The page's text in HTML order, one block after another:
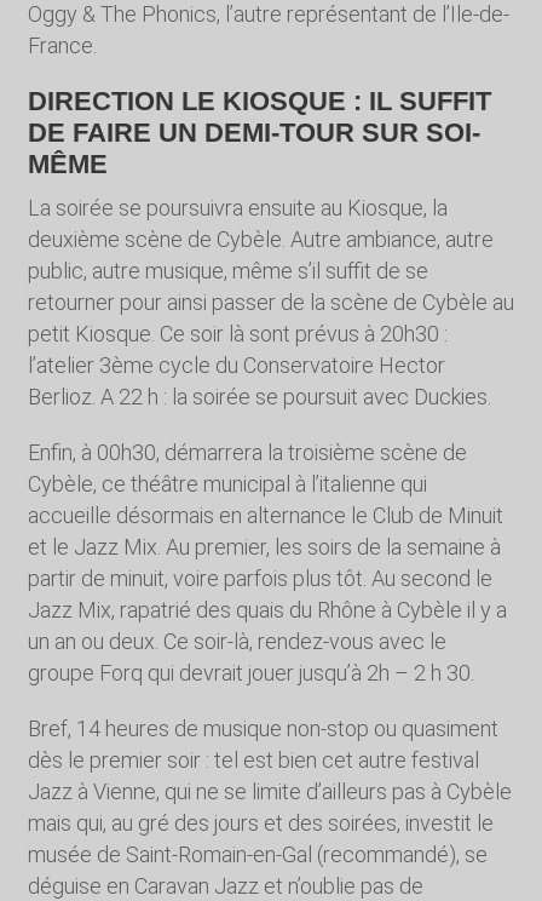
Oggy & The Phonics, l’autre représentant de l’Ile-de-
France.
DIRECTION LE KIOSQUE : IL SUFFIT
DE FAIRE UN DEMI-TOUR SUR SOI-
MÊME
La soirée se poursuivra ensuite au Kiosque, la
deuxième scène de Cybèle. Autre ambiance, autre
public, autre musique, même s’il suffit de se
retourner pour ainsi passer de la scène de Cybèle au
petit Kiosque. Ce soir là sont prévus à 20h30 :
l’atelier 3ème cycle du Conservatoire Hector
Berlioz. A 22 h : la soirée se poursuit avec Duckies.
Enfin, à 00h30, démarrera la troisième scène de
Cybèle, ce théâtre municipal à l’italienne qui
accueille désormais en alternance le Club de Minuit
et le Jazz Mix. Au premier, les soirs de la semaine à
partir de minuit, voire parfois plus tôt. Au second le
Jazz Mix, rapatrié des quais du Rhône à Cybèle il y a
un an ou deux. Ce soir-là, rendez-vous avec le
groupe Forq qui devrait jouer jusqu’à 2h – 2 h 30.
Bref, 14 heures de musique non-stop ou quasiment
dès le premier soir : tel est bien cet autre festival
Jazz à Vienne, qui ne se limite d’ailleurs pas à Cybèle
mais qui, au gré des jours et des soirées, investit le
musée de Saint-Romain-en-Gal (recommandé), se
déguise en Caravan Jazz et n’oublie pas de